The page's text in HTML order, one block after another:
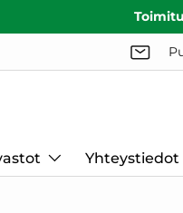
Yhteystiedot